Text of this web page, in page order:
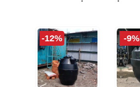
-12% -9%